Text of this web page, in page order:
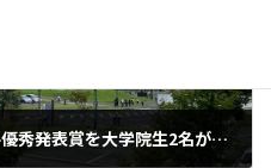
日本建築学会大会2025で若手優秀発表賞を大学院生2名が受賞！